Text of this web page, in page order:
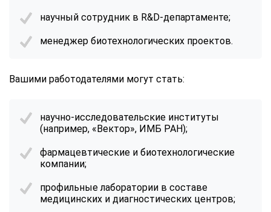
научный сотрудник в R&D-департаменте;
менеджер биотехнологических проектов.
Вашими работодателями могут стать:
научно-исследовательские институты
(например, «Вектор», ИМБ РАН);
фармацевтические и биотехнологические
компании;
профильные лаборатории в составе
медицинских и диагностических центров;
ChatApp
online